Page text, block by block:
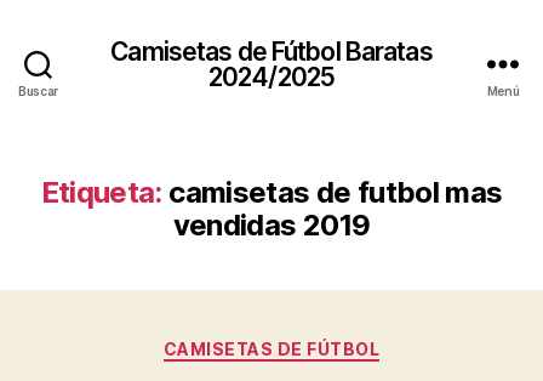
Buscar
Camisetas de Fútbol Baratas
2024/2025
Menú
Etiqueta: camisetas de futbol mas
vendidas 2019
Categorías
CAMISETAS DE FÚTBOL